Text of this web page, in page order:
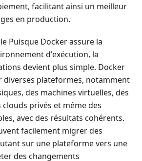
facilitant ainsi un meilleur
en production.
Puisque Docker assure la
d'exécution, la
devient plus simple. Docker
diverses plateformes, notamment
des machines virtuelles, des
privés et même des
avec des résultats cohérents.
facilement migrer des
sur une plateforme vers une
des changements